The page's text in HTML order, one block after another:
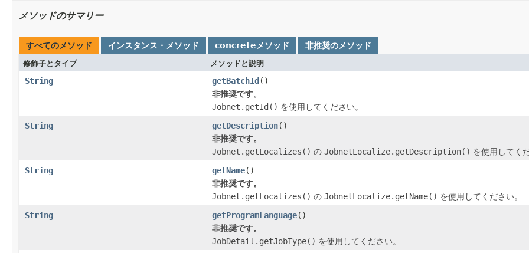
メソッドのサマリー
すべてのメソッド インスタンス・メソッド concreteメソッド 非推奨のメソッド
修飾子とタイプ メソッドと説明
String getBatchId()
非推奨です。
Jobnet.getId() を使用してください。
String
getDescription()
非推奨です。
Jobnet.getLocalizes() の JobnetLocalize.getDescription() を使用してく
String
getName()
非推奨です。
Jobnet.getLocalizes() の JobnetLocalize.getName() を使用してください。
String
getProgramLanguage()
非推奨です。
JobDetail.getJobType() を使用してください。